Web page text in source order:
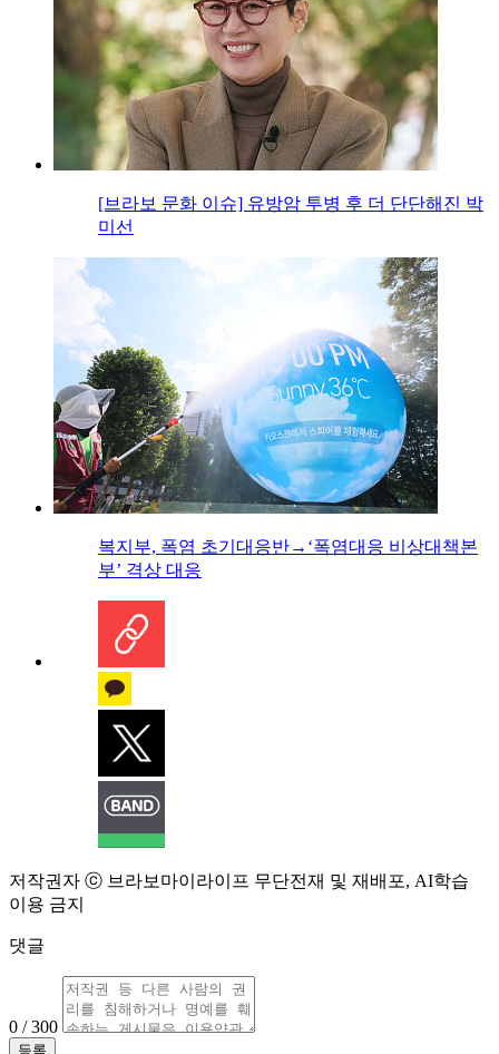
[브라보 문화 이슈] 유방암 투병 후 더 단단해진 박
미선
복지부, 폭염 초기대응반→‘폭염대응 비상대책본
부’ 격상 대응
저작권자 ⓒ 브라보마이라이프 무단전재 및 재배포, AI학습
이용 금지
댓글
0 / 300